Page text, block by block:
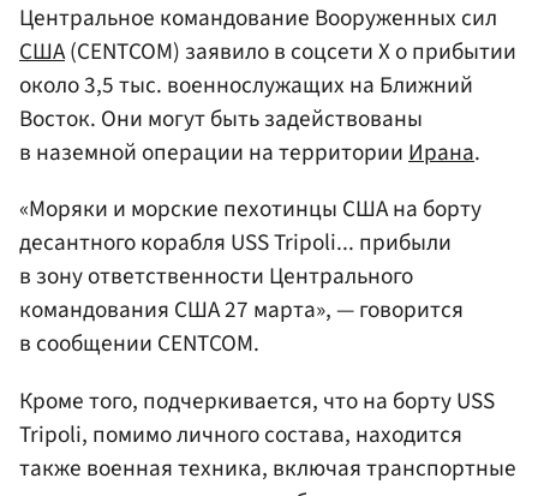
Центральное командование Вооруженных сил
США(CENTCOM) заявило в соцсети X о прибытии
около 3,5 тыс. военнослужащих на Ближний
Восток. Они могут быть задействованы
в наземной операции на территорииИрана.
«Моряки и морские пехотинцы США на борту
десантного корабля USS Tripoli... прибыли
в зону ответственности Центрального
командования США 27 марта», — говорится
в сообщении CENTCOM.
Кроме того, подчеркивается, что на борту USS
Tripoli, помимо личного состава, находится
также военная техника, включая транспортные